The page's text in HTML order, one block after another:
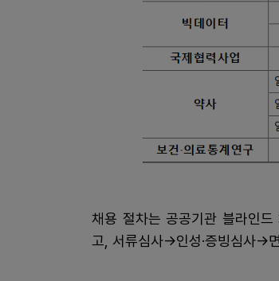
채용 절차는 공공기관 블라인드
고, 서류심사→인성·증빙심사→